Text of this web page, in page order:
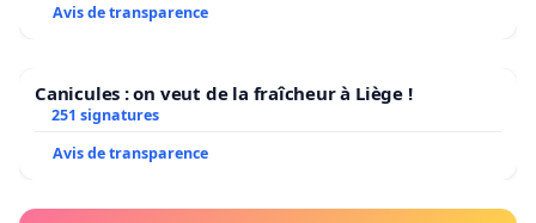
Avis de transparence
Canicules : on veut de la fraîcheur à Liège !
251 signatures
Avis de transparence